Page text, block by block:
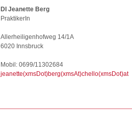
DI Jeanette Berg
PraktikerIn
Allerheiligenhofweg 14/1A
6020 Innsbruck
Mobil: 0699/11302684
jeanette(xmsDot)berg(xmsAt)chello(xmsDot)at